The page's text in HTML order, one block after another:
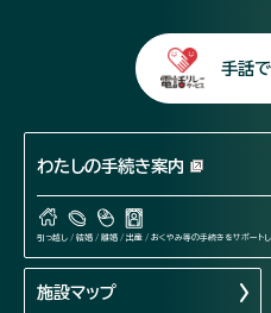
手話
わたしの手続き案内
引っ越し / 結婚 / 離婚 / 出産 / おくやみ等の手続きをサポートし
施設マップ